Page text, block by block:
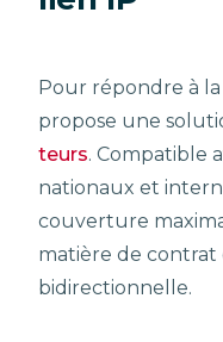
Pour répondre à
propose une
teurs. Compatible
nationaux et
couverture
matière de contrat
bidirectionnelle.